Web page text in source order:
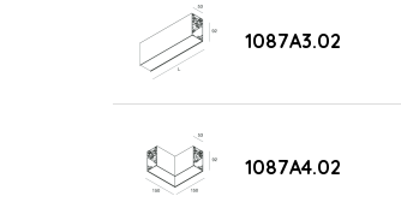
1087A3.02
1087A4.02